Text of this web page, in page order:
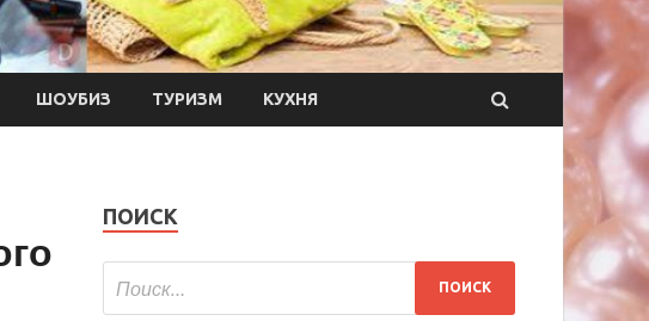
ШОУБИЗ ТУРИЗМ КУХНЯ
ПОИСК